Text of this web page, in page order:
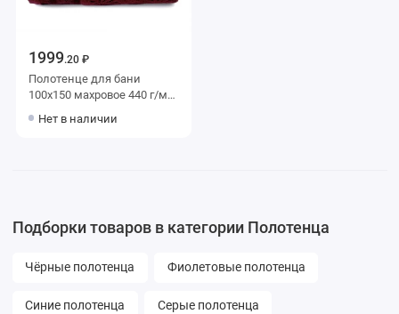
1999.20 ₽
Полотенце для бани
100х150 махровое 440 г/м2
мануфактура
Нет в наличии
Подборки товаров в категории Полотенца
Чёрные полотенца Фиолетовые полотенца
Синие полотенца Серые полотенца